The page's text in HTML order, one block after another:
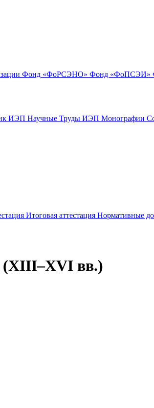
Фонд «ФоРСЭНО» Фонд «ФоПСЭИ»
ИЭП Научные Труды ИЭП Монографии
Итоговая аттестация Нормативные
(XIII–XVI вв.)